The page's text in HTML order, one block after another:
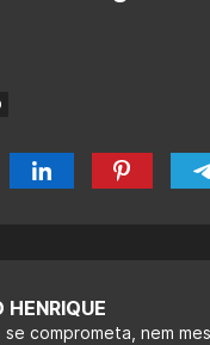
HENRIQUE
se comprometa, nem